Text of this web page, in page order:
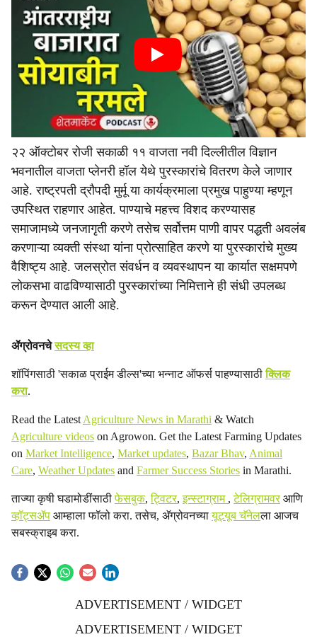
२२ ऑक्टोबर रोजी सकाळी ११ वाजता नवी दिल्लीतील विज्ञान
भवनातील वाजता प्लेनरी हॉल येथे पुरस्कारांचे वितरण केले जाणार
आहे. राष्ट्रपती द्रौपदी मुर्मू या कार्यक्रमाला प्रमुख पाहुण्या म्हणून
उपस्थित राहणार आहेत. पाण्याचे महत्त्व विशद करण्यासह
समाजामध्ये जनजागृती करणे तसेच सर्वोत्तम पाणी वापर पद्धती अवलंब
करणाऱ्या व्यक्ती संस्था यांना प्रोत्साहित करणे या पुरस्कारांचे मुख्य
वैशिष्ट्य आहे. जलस्रोत संवर्धन व व्यवस्थापन या कार्यात सक्षमपणे
लोकसभा वाढविण्यासाठी पुरस्कारांच्या निमित्ताने ही संधी उपलब्ध
करून देण्यात आली आहे.
ॲग्रोवनचेसदस्य व्हा
शॉपिंगसाठी 'सकाळ प्राईम डील्स'च्या भन्नाट ऑफर्स पाहण्यासाठीक्लिक
करा.
Read the Latest Agriculture News in Marathi & Watch
Agriculture videos on Agrowon. Get the Latest Farming Updates
on Market Intelligence, Market updates, Bazar Bhav, Animal
Care, Weather Updates and Farmer Success Stories in Marathi.
ताज्या कृषी घडामोडींसाठीफेसबुक,ट्विटर,इन्स्टाग्राम ,टेलिग्रामवरआणि
व्हॉट्सॲप आम्हाला फॉलो करा. तसेच, ॲग्रोवनच्यायूट्यूब चॅनेलला आजच
सबस्क्राइब करा.
ADVERTISEMENT / WIDGET
ADVERTISEMENT / WIDGET